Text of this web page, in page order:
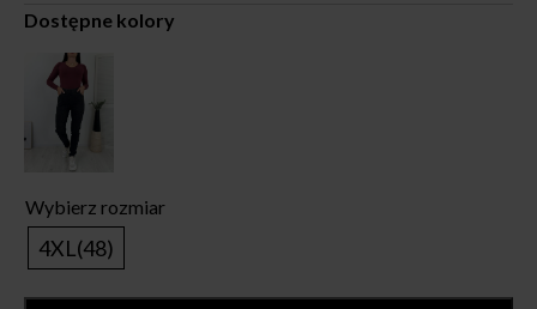
Dostępne kolory
Wybierz rozmiar
4XL(48)